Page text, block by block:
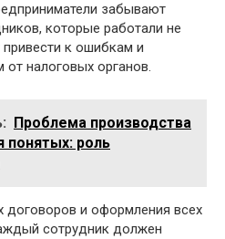
забывают
которые работали не
к ошибкам и
налоговых органов.
Проблема производства
понятых: роль
договоров и оформления всех
сотрудник должен